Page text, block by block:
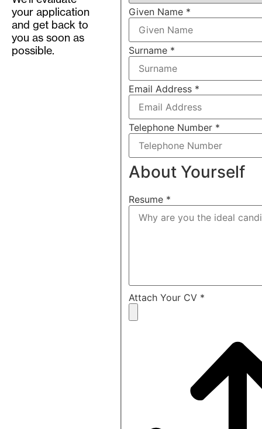
your application
and get back to
you as soon as
possible.
Given Name *
Surname *
Email Address *
Telephone Number *
About Yourself
Resume *
Attach Your CV *